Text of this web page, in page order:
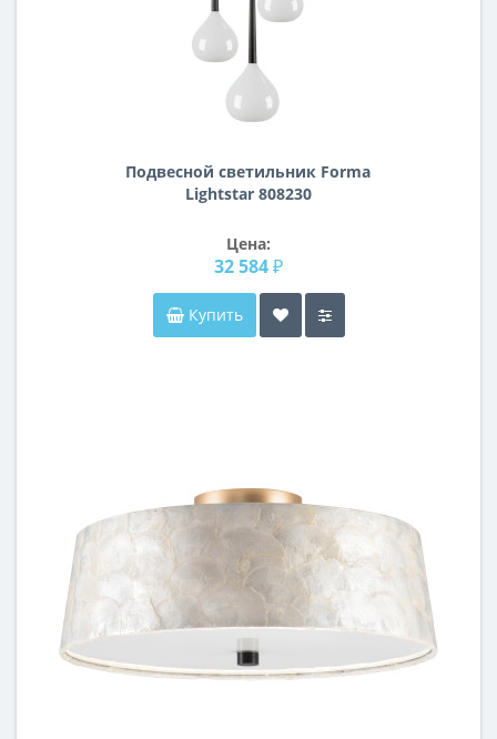
Подвесной светильник Forma
Lightstar 808230
Цена:
32 584 ₽
Купить